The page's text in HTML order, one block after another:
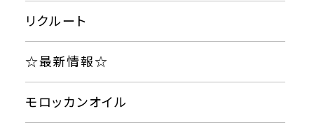
リクルート
☆最新情報☆
モロッカンオイル